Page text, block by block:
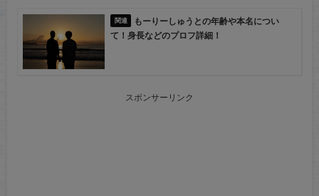
もーりーしゅうとの年齢や本名につい
て！身長などのプロフ詳細！
スポンサーリンク